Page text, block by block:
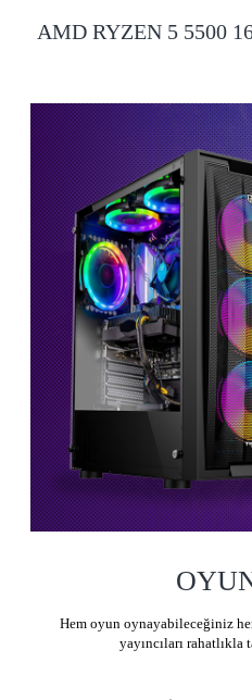
AMD RYZEN 5 5500
Hem oyun oynayabileceğiniz
yayıncıları